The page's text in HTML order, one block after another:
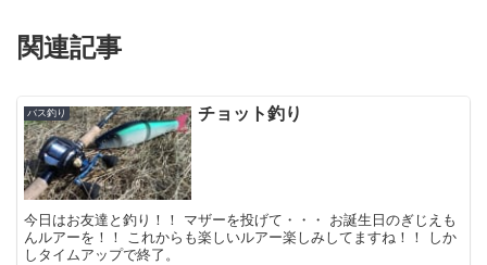
関連記事
バス釣り チョット釣り
今日はお友達と釣り！！ マザーを投げて・・・ お誕生日のぎじえも
んルアーを！！ これからも楽しいルアー楽しみしてますね！！ しか
しタイムアップで終了。